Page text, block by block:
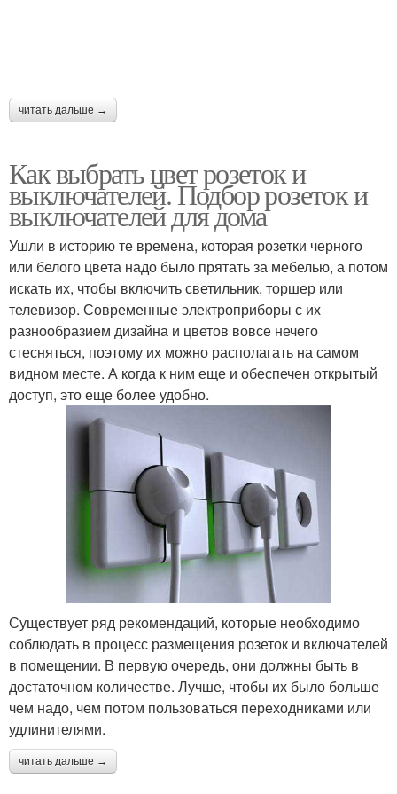
читать дальше →
Как выбрать цвет розеток и
выключателей. Подбор розеток и
выключателей для дома
Ушли в историю те времена, которая розетки черного
или белого цвета надо было прятать за мебелью, а потом
искать их, чтобы включить светильник, торшер или
телевизор. Современные электроприборы с их
разнообразием дизайна и цветов вовсе нечего
стесняться, поэтому их можно располагать на самом
видном месте. А когда к ним еще и обеспечен открытый
доступ, это еще более удобно.
Существует ряд рекомендаций, которые необходимо
соблюдать в процесс размещения розеток и включателей
в помещении. В первую очередь, они должны быть в
достаточном количестве. Лучше, чтобы их было больше
чем надо, чем потом пользоваться переходниками или
удлинителями.
читать дальше →